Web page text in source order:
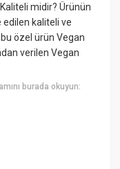
midir? Ürünün
kaliteli ve
bu özel ürün Vegan
verilen Vegan
burada okuyun: